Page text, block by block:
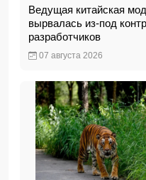
Ведущая китайская
вырвалась из-под
разработчиков
07 августа 2026